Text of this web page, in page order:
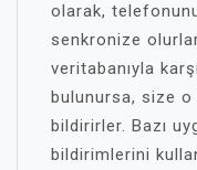
olarak,
senkronize
veritabanıyla
bulunursa, size
bildirirler. Bazı
bildirimlerini